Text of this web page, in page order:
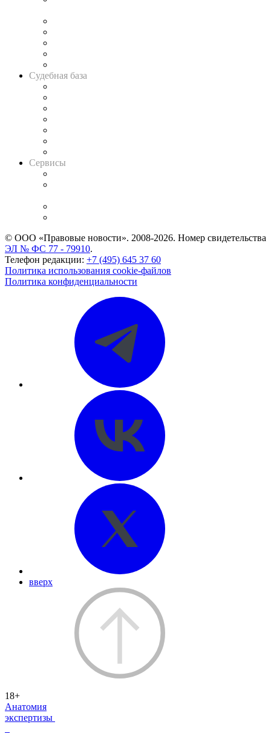
Судебная база
Сервисы
© ООО «Правовые новости». 2008-2026. Номер свидетельства
ЭЛ № ФС 77 - 79910.
Телефон редакции: +7 (495) 645 37 60
Политика использования cookie-файлов
Политика конфиденциальности
вверх
18+
Анатомия
экспертизы